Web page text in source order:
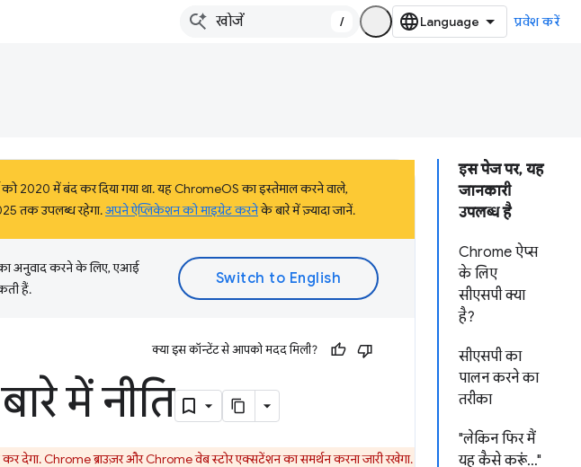
/ प्रवेश करें
इस पेज पर, यह
जानकारी
उपलब्ध है
Chrome ऐप्स
के लिए
सीएसपी क्या
है?
सीएसपी का
पालन करने का
तरीका
"लेकिन फिर मैं
यह कैसे करूं..."
2020 में बंद कर दिया गया था. यह ChromeOS का इस्तेमाल करने वाले,
तक उपलब्ध रहेगा.अपने ऐप्लिकेशन को माइग्रेट करनेके बारे में ज़्यादा जानें.
अनुवाद करने के लिए, एआई
हैं.
क्या इस कॉन्टेंट से आपको मदद मिली?
में नीति
देगा. Chrome ब्राउज़र और Chrome वेब स्टोर एक्सटेंशन का समर्थन करना जारी रखेगा.